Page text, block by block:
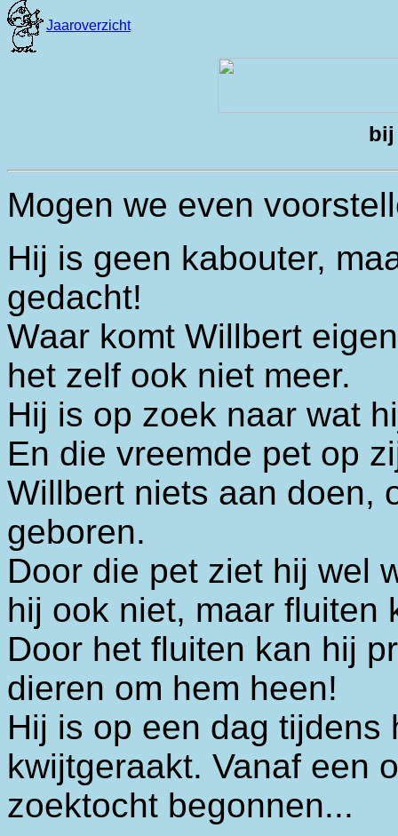
bij
Mogen we even
Hij is geen kabouter,
gedacht!
Waar komt Willbert
het zelf ook niet meer.
Hij is op zoek naar wat
En die vreemde pet op
Willbert niets aan doen,
geboren.
Door die pet ziet hij wel
hij ook niet, maar fluiten
Door het fluiten kan hij
dieren om hem heen!
Hij is op een dag tijdens
kwijtgeraakt. Vanaf een
zoektocht begonnen...